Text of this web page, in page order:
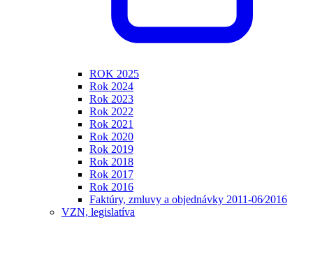
ROK 2025
Rok 2024
Rok 2023
Rok 2022
Rok 2021
Rok 2020
Rok 2019
Rok 2018
Rok 2017
Rok 2016
Faktúry, zmluvy a objednávky 2011-06⁄2016
VZN, legislatíva